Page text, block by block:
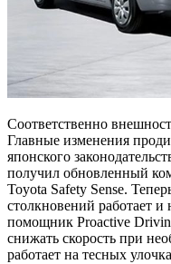
Соответственно
Главные изменения
японского
получил обновленный
Toyota Safety Sense.
столкновений работает и
помощник Proactive
снижать скорость при
работает на тесных